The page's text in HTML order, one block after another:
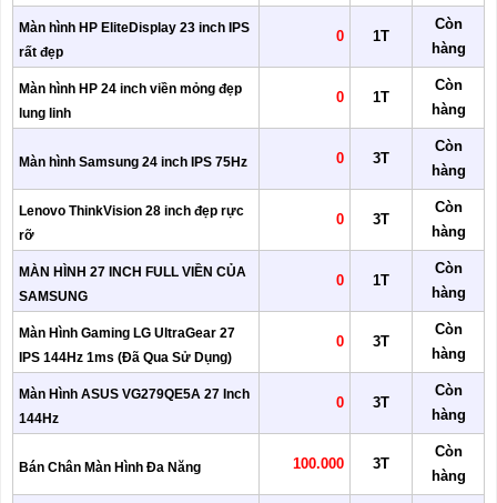
Màn hình HP EliteDisplay 23 inch IPS
rất đẹp
0 1T
Còn
hàng
Màn hình HP 24 inch viền mỏng đẹp
lung linh
0 1T
Còn
hàng
Màn hình Samsung 24 inch IPS 75Hz 0 3T
Còn
hàng
Lenovo ThinkVision 28 inch đẹp rực
rỡ
0 3T
Còn
hàng
MÀN HÌNH 27 INCH FULL VIỀN CỦA
SAMSUNG
0 1T
Còn
hàng
Màn Hình Gaming LG UltraGear 27
IPS 144Hz 1ms (Đã Qua Sử Dụng)
0 3T
Còn
hàng
Màn Hình ASUS VG279QE5A 27 Inch
144Hz
0 3T
Còn
hàng
Bán Chân Màn Hình Đa Năng 100.000 3T
Còn
hàng